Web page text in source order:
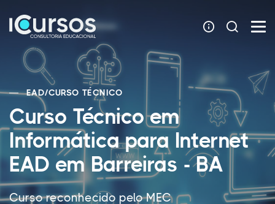
EAD/CURSO TÉCNICO
Curso Técnico em
Informática para Internet
EAD em Barreiras - BA
Curso reconhecido pelo MEC